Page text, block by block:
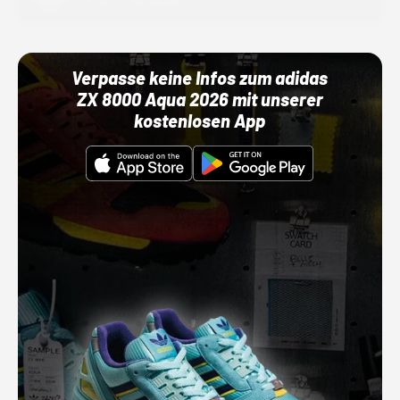
Verpasse keine Infos zum adidas
ZX 8000 Aqua 2026 mit unserer
kostenlosen App